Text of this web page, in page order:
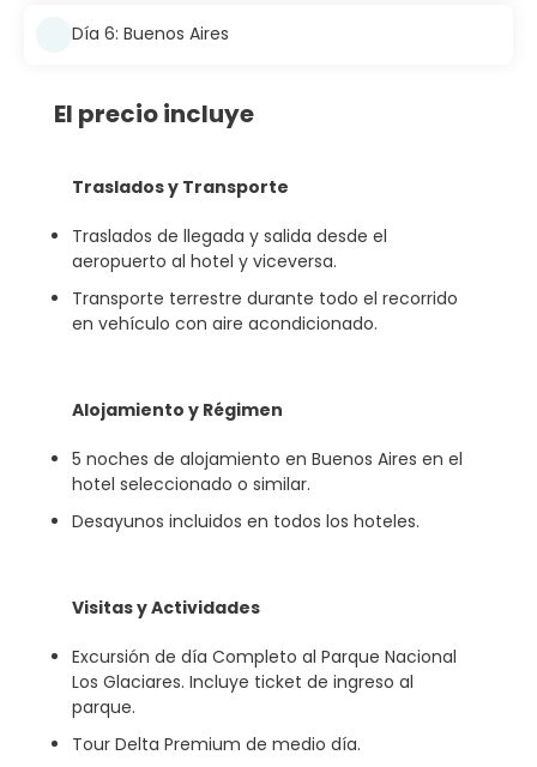
Día 6: Buenos Aires
El precio incluye
Traslados y Transporte
Traslados de llegada y salida desde el
aeropuerto al hotel y viceversa.
Transporte terrestre durante todo el recorrido
en vehículo con aire acondicionado.
Alojamiento y Régimen
5 noches de alojamiento en Buenos Aires en el
hotel seleccionado o similar.
Desayunos incluidos en todos los hoteles.
Visitas y Actividades
Excursión de día Completo al Parque Nacional
Los Glaciares. Incluye ticket de ingreso al
parque.
Tour Delta Premium de medio día.